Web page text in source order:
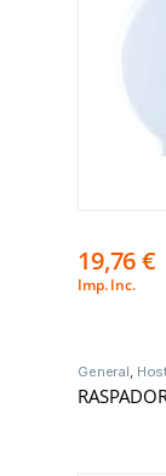
19,76€
Imp. Inc.
General,